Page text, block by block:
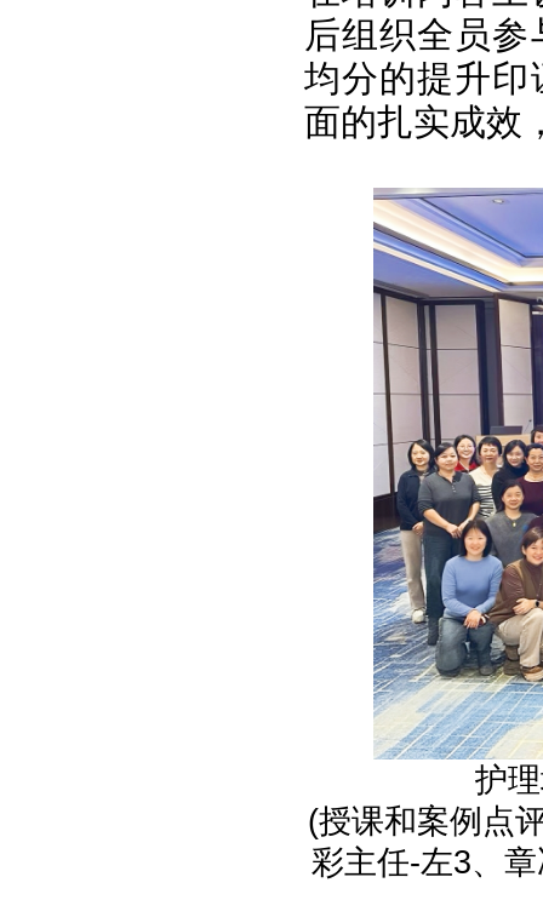
后组织全员
均分的提升印
面的扎实成效
护
(授课和案例点
彩主任-左3、